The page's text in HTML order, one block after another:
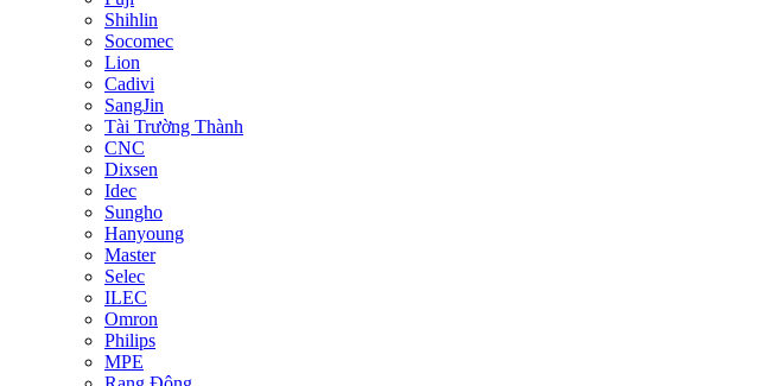
Shihlin
Socomec
Lion
Cadivi
SangJin
Tài Trường Thành
CNC
Dixsen
Idec
Sungho
Hanyoung
Master
Selec
ILEC
Omron
Philips
MPE